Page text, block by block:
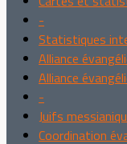
-
Statistiques
Alliance
Alliance
-
Juifs
Coordination